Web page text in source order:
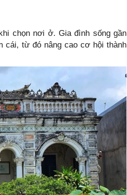
chọn nơi ở. Gia đình sống gần
cái, từ đó nâng cao cơ hội thành